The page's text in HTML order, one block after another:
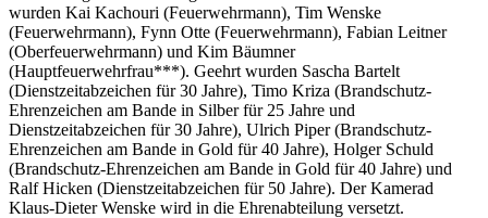
wurden Kai Kachouri (Feuerwehrmann), Tim Wenske
(Feuerwehrmann), Fynn Otte (Feuerwehrmann), Fabian Leitner
(Oberfeuerwehrmann) und Kim Bäumner
(Hauptfeuerwehrfrau***). Geehrt wurden Sascha Bartelt
(Dienstzeitabzeichen für 30 Jahre), Timo Kriza (Brandschutz-
Ehrenzeichen am Bande in Silber für 25 Jahre und
Dienstzeitabzeichen für 30 Jahre), Ulrich Piper (Brandschutz-
Ehrenzeichen am Bande in Gold für 40 Jahre), Holger Schuld
(Brandschutz-Ehrenzeichen am Bande in Gold für 40 Jahre) und
Ralf Hicken (Dienstzeitabzeichen für 50 Jahre). Der Kamerad
Klaus-Dieter Wenske wird in die Ehrenabteilung versetzt.